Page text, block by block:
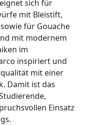
sich für
mit Bleistift,
für Gouache
mit modernem
im
inspiriert und
mit einer
Damit ist das
Einsatz